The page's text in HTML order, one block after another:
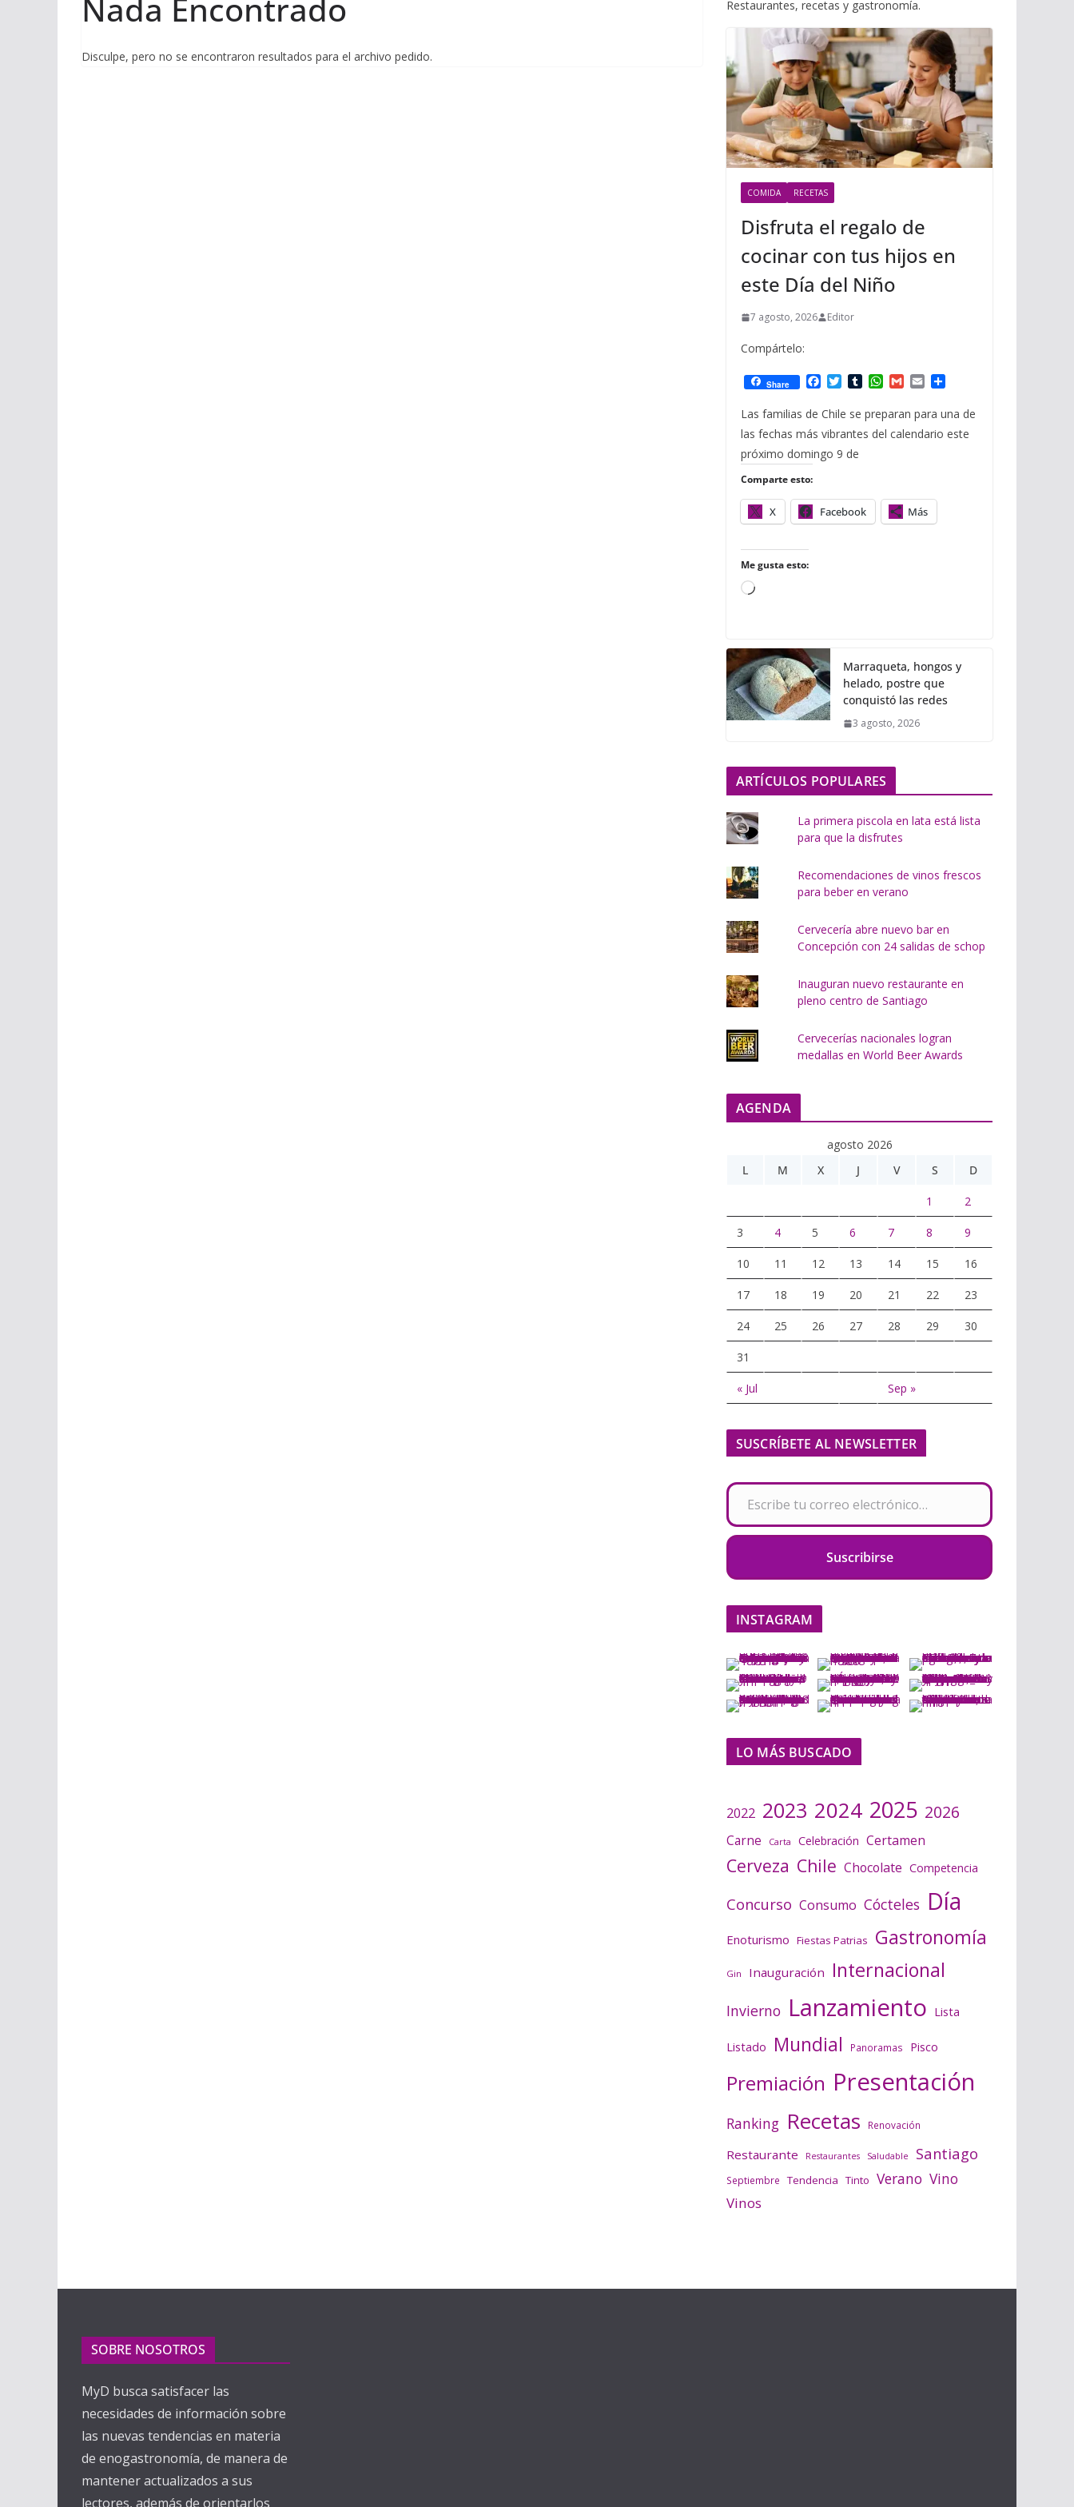
Nada Encontrado
Disculpe, pero no se encontraron resultados para el archivo pedido.
Restaurantes, recetas y gastronomía.
COMIDA RECETAS
Disfruta el regalo de
cocinar con tus hijos en
este Día del Niño
7 agosto, 2026 Editor
Compártelo:
Share
c
b
o
T
i
t
e
T
m
b
l
W
a
s
G
a
l
E
a
l
m
a
Las familias de Chile se preparan para una de
las fechas más vibrantes del calendario este
próximo domingo 9 de
Comparte esto:
X Facebook Más
Me gusta esto:
C
g
a
n
d
.
.
Marraqueta, hongos y
helado, postre que
conquistó las redes
3 agosto, 2026
ARTÍCULOS POPULARES
La primera piscola en lata está lista
para que la disfrutes
Recomendaciones de vinos frescos
para beber en verano
Cervecería abre nuevo bar en
Concepción con 24 salidas de schop
Inauguran nuevo restaurante en
pleno centro de Santiago
Cervecerías nacionales logran
medallas en World Beer Awards
AGENDA
agosto 2026
L
M X J V S D
1 2
3 4 5 6 7 8 9
10 11 12 13 14 15 16
17 18 19 20 21 22 23
24 25 26 27 28 29 30
31
« Jul Sep »
SUSCRÍBETE AL NEWSLETTER
Escribe tu correo electrónico…
Suscribirse
INSTAGRAM
LO MÁS BUSCADO
2022 2023 2024 2025 2026
Carne Carta Celebración Certamen
Cerveza Chile Chocolate Competencia
Concurso Consumo Cócteles Día
Enoturismo Fiestas Patrias Gastronomía
Gin Inauguración Internacional
Invierno Lanzamiento Lista
Listado Mundial Panoramas Pisco
Premiación Presentación
Ranking Recetas Renovación
Restaurante Restaurantes Saludable Santiago
Septiembre Tendencia Tinto Verano Vino
Vinos
SOBRE NOSOTROS
MyD busca satisfacer las
necesidades de información sobre
las nuevas tendencias en materia
de enogastronomía, de manera de
mantener actualizados a sus
lectores, además de orientarlos